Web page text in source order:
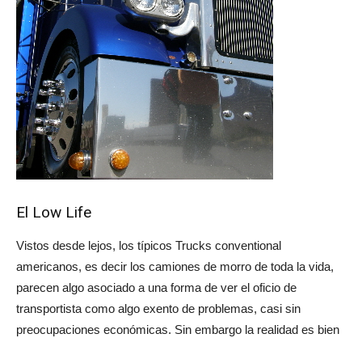
El Low Life
Vistos desde lejos, los típicos Trucks conventional
americanos, es decir los camiones de morro de toda la vida,
parecen algo asociado a una forma de ver el oficio de
transportista como algo exento de problemas, casi sin
preocupaciones económicas. Sin embargo la realidad es bien